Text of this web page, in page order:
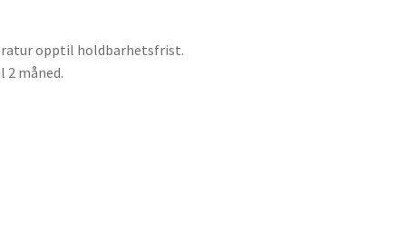
opptil holdbarhetsfrist.
måned.